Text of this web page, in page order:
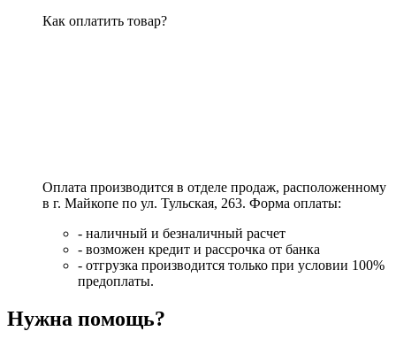
Как оплатить товар?
Оплата производится в отделе продаж, расположенному
в г. Майкопе по ул. Тульская, 263. Форма оплаты:
- наличный и безналичный расчет
- возможен кредит и рассрочка от банка
- отгрузка производится только при условии 100%
предоплаты.
Нужна помощь?